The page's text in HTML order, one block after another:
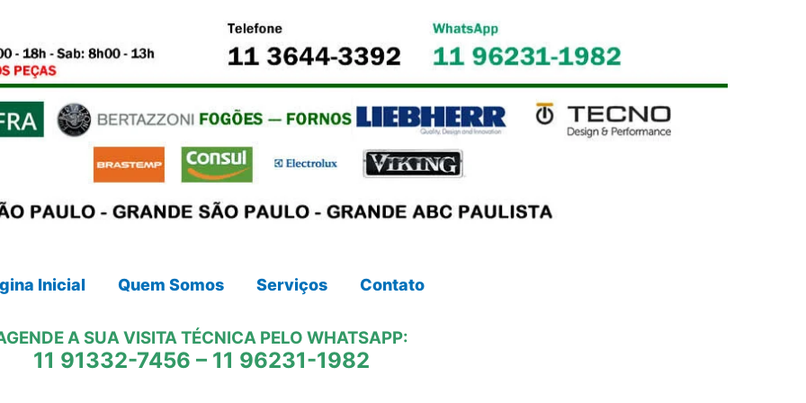
Inicial Quem Somos Serviços Contato
A SUA VISITA TÉCNICA PELO WHATSAPP:
11 91332-7456 – 11 96231-1982